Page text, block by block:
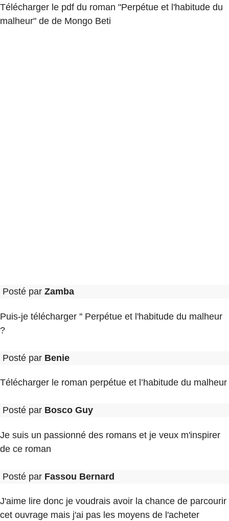
Télécharger le pdf du roman "Perpétue et l'habitude du
malheur" de de Mongo Beti
Posté par Zamba
Puis-je télécharger '' Perpétue et l'habitude du malheur
?
Posté par Benie
Télécharger le roman perpétue et l’habitude du malheur
Posté par Bosco Guy
Je suis un passionné des romans et je veux m'inspirer
de ce roman
Posté par Fassou Bernard
J'aime lire donc je voudrais avoir la chance de parcourir
cet ouvrage mais j'ai pas les moyens de l'acheter